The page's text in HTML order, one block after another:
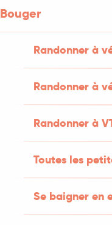
Bouger
Randonner à
Randonner à
Randonner à
Toutes les
Se baigner en